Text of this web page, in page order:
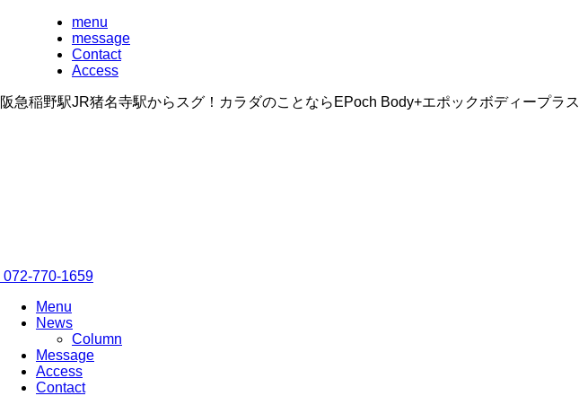
menu
message
Contact
Access
阪急稲野駅JR猪名寺駅からスグ！カラダのことならEPoch Body+エポックボディープラス
072-770-1659
Menu
News
Column
Message
Access
Contact